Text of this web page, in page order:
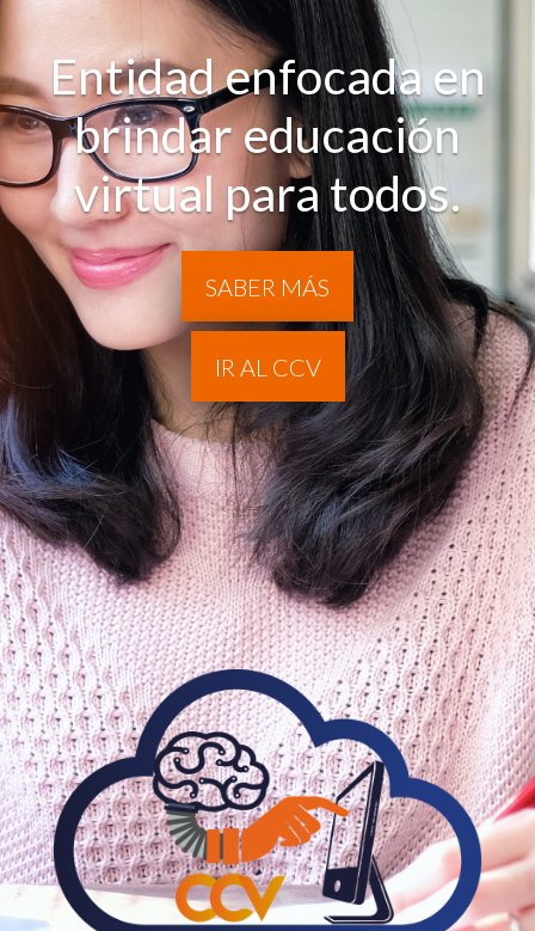
Entidad enfocada en
brindar educación
virtual para todos.
SABER MÁS
IR AL CCV